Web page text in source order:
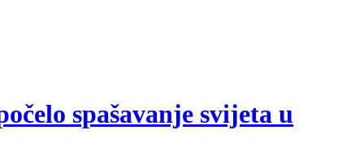
spašavanje svijeta u